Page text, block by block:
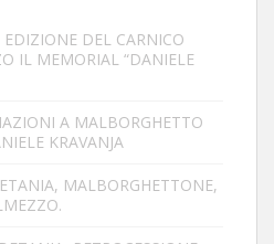
EDIZIONE DEL CARNICO
IL MEMORIAL “DANIELE
A MALBORGHETTO
KRAVANJA
MALBORGHETTONE,